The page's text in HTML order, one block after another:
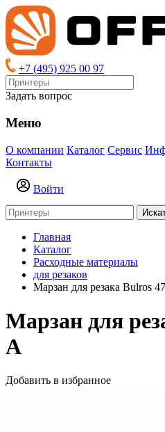
+7 (495) 925 00 97
Задать вопрос
Меню
О компании Каталог Сервис
Контакты
Войти
Главная
Каталог
Расходные материалы
для резаков
Марзан для резака Bulros
Марзан для
A
Добавить в избранное